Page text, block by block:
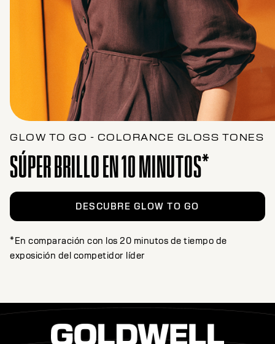
GLOW TO GO - COLORANCE GLOSS TONES
SÚPER BRILLO EN 10 MINUTOS*
DESCUBRE GLOW TO GO
*En comparación con los 20 minutos de tiempo de
exposición del competidor líder